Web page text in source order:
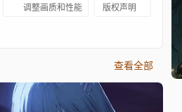
调整画质和性能 版权声明
查看全部